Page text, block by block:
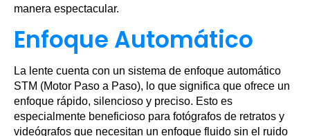
manera espectacular.
Enfoque Automático
La lente cuenta con un sistema de enfoque automático
STM (Motor Paso a Paso), lo que significa que ofrece un
enfoque rápido, silencioso y preciso. Esto es
especialmente beneficioso para fotógrafos de retratos y
videógrafos que necesitan un enfoque fluido sin el ruido